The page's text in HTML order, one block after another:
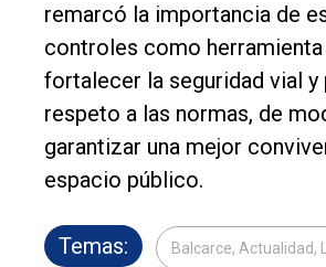
remarcó la importancia de
controles como herramienta
fortalecer la seguridad vial
respeto a las normas, de
garantizar una mejor
espacio público.
Temas: Balcarce, Actualidad,